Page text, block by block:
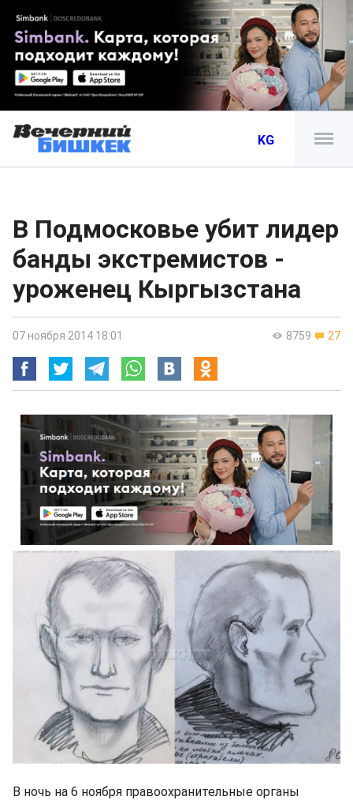
KG
В Подмосковье убит лидер
банды экстремистов -
уроженец Кыргызстана
8759 27
07 ноября 2014 18:01
В ночь на 6 ноября правоохранительные органы